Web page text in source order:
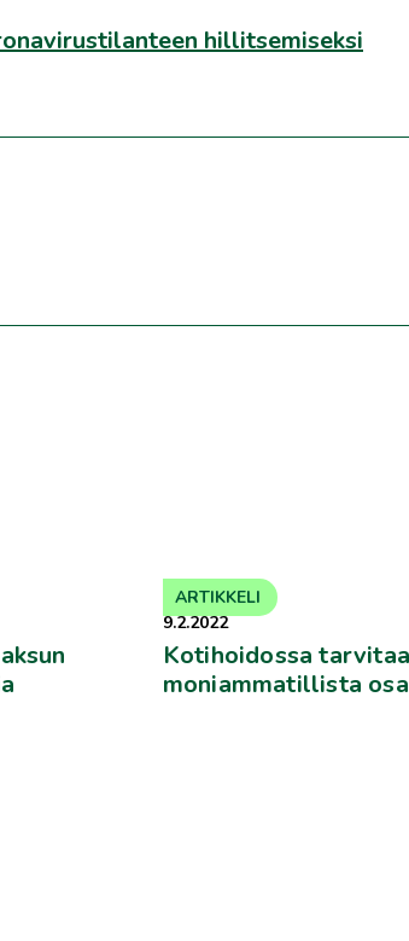
hillitsemiseksi
9.2.2022
Kotihoidossa
moniammatillista
ARTIKKELI